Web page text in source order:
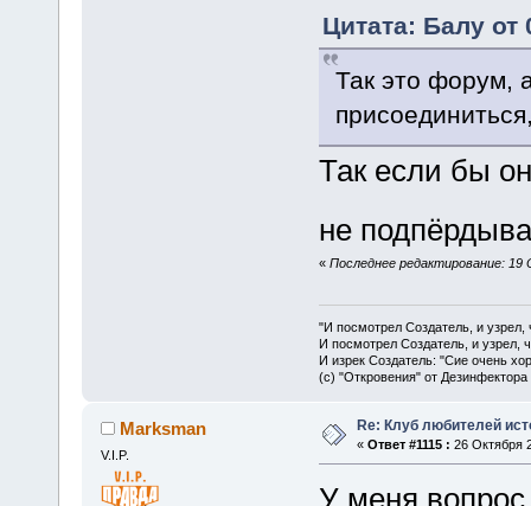
Цитата: Балу от
Так это форум,
Так если бы
не
« Последнее редактирование:
"И посмотрел Создатель, и
И посмотрел Создатель, и узрел,
И изрек Создатель: "Сие очень
(с) "Откровения" от Дезинфектора
Marksman
V.I.P.
Re: Клуб любителей
« Ответ #1115 : 26 Октября
У меня